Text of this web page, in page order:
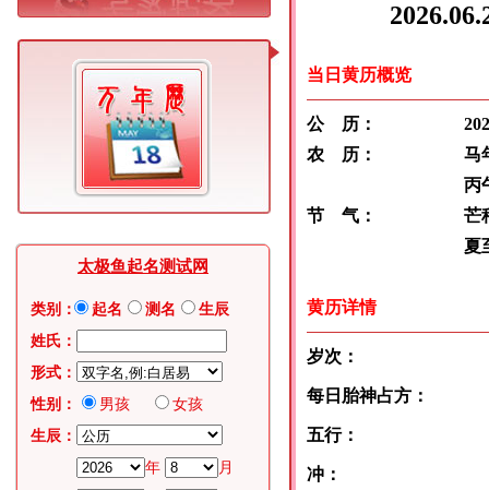
太极鱼起名测试网
类别： 起名 测名
生辰
姓氏：
形式：
性别：
男孩
女孩
生辰：
年
月
当日黄历概览
公 历：
2026 年
农 历：
马年 五
丙午 甲
节 气：
芒种:6
夏至:6月
黄历详情
岁次：
每日胎神占方：
五行：
冲：